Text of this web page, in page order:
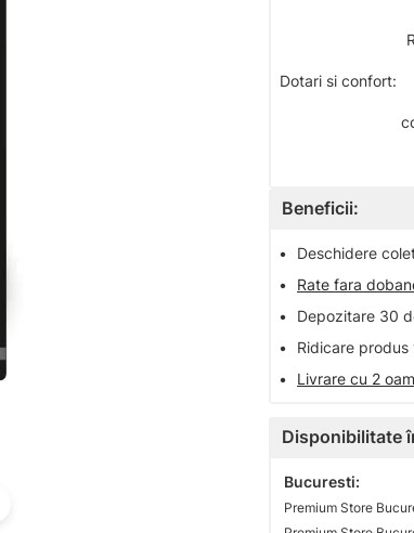
Dotari si confort:
Beneficii:
•
Deschidere
•
Rate fara
•
Depozitare 30
•
Ridicare
•
Livrare cu 2
Disponibilitate
Bucuresti:
Premium Store